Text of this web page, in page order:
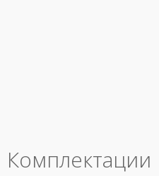
Комплектации